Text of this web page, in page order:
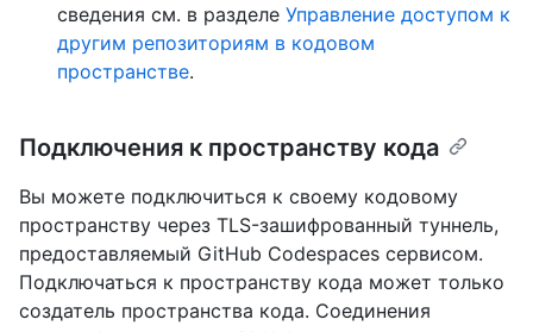
сведения см. в разделе Управление доступом к
другим репозиториям в кодовом
пространстве.
Подключения к пространству кода
Вы можете подключиться к своему кодовому
пространству через TLS-зашифрованный туннель,
предоставляемый GitHub Codespaces сервисом.
Подключаться к пространству кода может только
создатель пространства кода. Соединения